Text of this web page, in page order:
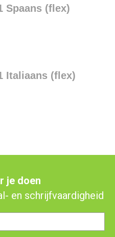
Spaans (flex)
Italiaans (flex)
je doen
en schrijfvaardigheid